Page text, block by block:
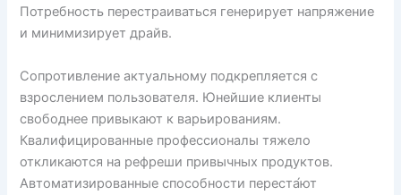
Потребность перестраиваться генерирует напряжение
и минимизирует драйв.
Сопротивление актуальному подкрепляется с
взрослением пользователя. Юнейшие клиенты
свободнее привыкают к варьированиям.
Квалифицированные профессионалы тяжело
откликаются на рефреши привычных продуктов.
Автоматизированные способности переста́ют